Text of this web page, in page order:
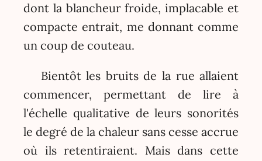
dont la blancheur froide, implacable et
compacte entrait, me donnant comme
un coup de couteau.
Bientôt les bruits de la rue allaient
commencer, permettant de lire à
l'échelle qualitative de leurs sonorités
le degré de la chaleur sans cesse accrue
où ils retentiraient. Mais dans cette